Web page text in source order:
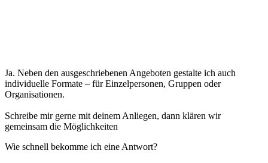
Ja. Neben den ausgeschriebenen Angeboten gestalte ich auch
individuelle Formate – für Einzelpersonen, Gruppen oder
Organisationen.
Schreibe mir gerne mit deinem Anliegen, dann klären wir
gemeinsam die Möglichkeiten
Wie schnell bekomme ich eine Antwort?